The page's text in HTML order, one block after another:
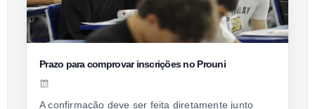
Prazo para comprovar inscrições no Prouni
A confirmação deve ser feita diretamente junto